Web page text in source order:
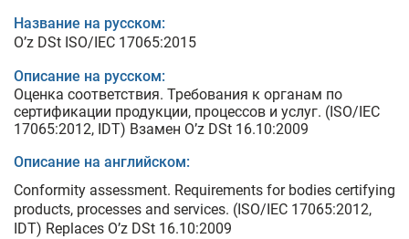
Название на русском:
O’z DSt ISO/IEC 17065:2015
Описание на русском:
Оценка соответствия. Требования к органам по
сертификации продукции, процессов и услуг. (ISO/IEC
17065:2012, IDT) Взамен O’z DSt 16.10:2009
Описание на английском:
Conformity assessment. Requirements for bodies certifying
products, processes and services. (ISO/IEC 17065:2012,
IDT) Replaces O’z DSt 16.10:2009